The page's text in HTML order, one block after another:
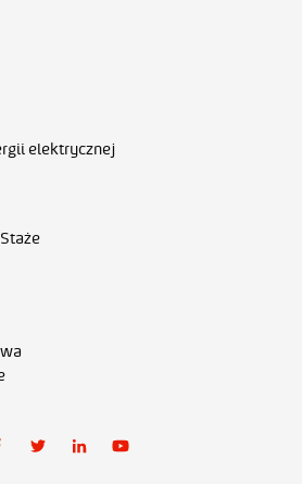
elektrycznej